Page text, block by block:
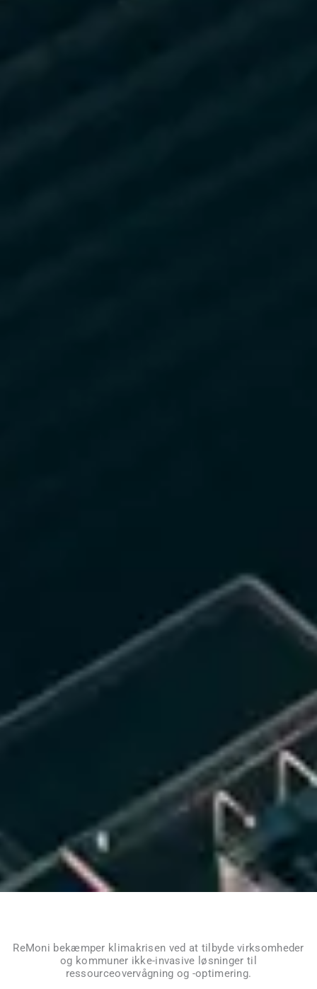
ReMoni bekæmper klimakrisen ved at tilbyde virksomheder
og kommuner ikke-invasive løsninger til
ressourceovervågning og -optimering.